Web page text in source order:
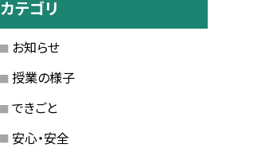
カテゴリ
お知らせ
授業の様子
できごと
安心・安全